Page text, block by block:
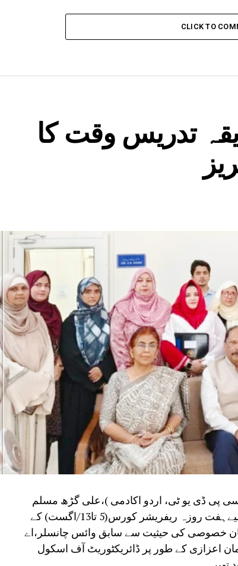
CLICK TO
تدریس وقت کا
پی ڈی یو ٹی، اردو اکادمی )،علی گڑھ مسلم
یونیورسٹی، علی گڑھ کے زیر اہتمام اردو اساتذہ کے لیےہفت روزہ ریفریشر کورس(5 تا13/اگست) کے
خصوصی کی حیثیت سے سابق وائس چانسلر،اے
اعزازی کے طور پر ڈائریکٹوریٹ آف اسکول